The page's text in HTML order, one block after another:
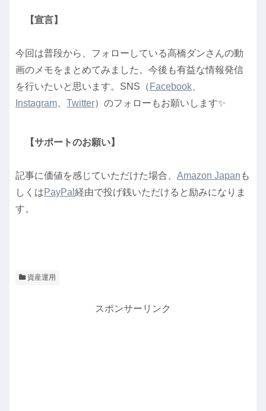
【宣言】
今回は普段から、フォローしている高橋ダンさんの動
画のメモをまとめてみました。今後も有益な情報発信
を行いたいと思います。SNS（ Facebook
Instagram
Twitter）のフォローもお願いします✨
【サポートのお願い】
記事に価値を感じていただけた場合、 Amazon Japan も
しくはPayPal 経由で投げ銭いただけると励みになりま
す。
資産運用
スポンサーリンク